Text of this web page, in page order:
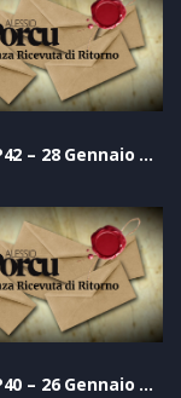
SRDR S1:P42 – 28 Gennaio 2021
SRDR S1:P40 – 26 Gennaio 2021